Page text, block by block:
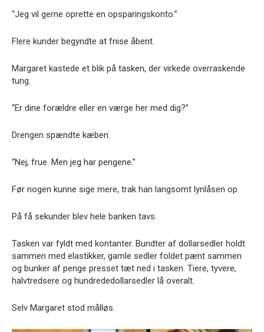
“Jeg vil gerne oprette en opsparingskonto.”
Flere kunder begyndte at fnise åbent.
Margaret kastede et blik på tasken, der virkede overraskende
tung.
“Er dine forældre eller en værge her med dig?”
Drengen spændte kæben.
“Nej, frue. Men jeg har pengene.”
Før nogen kunne sige mere, trak han langsomt lynlåsen op.
På få sekunder blev hele banken tavs.
Tasken var fyldt med kontanter. Bundter af dollarsedler holdt
sammen med elastikker, gamle sedler foldet pænt sammen
og bunker af penge presset tæt ned i tasken. Tiere, tyvere,
halvtredsere og hundrededollarsedler lå overalt.
Selv Margaret stod målløs.